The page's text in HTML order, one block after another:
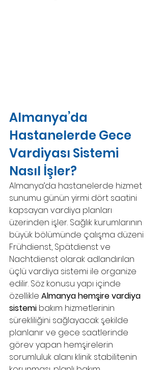
Almanya’da
Hastanelerde Gece
Vardiyası Sistemi
Nasıl İşler?
Almanya’da hastanelerde hizmet
sunumu günün yirmi dört saatini
kapsayan vardiya planları
üzerinden işler. Sağlık kurumlarının
büyük bölümünde çalışma düzeni
Frühdienst, Spätdienst ve
Nachtdienst olarak adlandırılan
üçlü vardiya sistemi ile organize
edilir. Söz konusu yapı içinde
özellikle Almanya hemşire vardiya
sistemi bakım hizmetlerinin
sürekliliğini sağlayacak şekilde
planlanır ve gece saatlerinde
görev yapan hemşirelerin
sorumluluk alanı klinik stabilitenin